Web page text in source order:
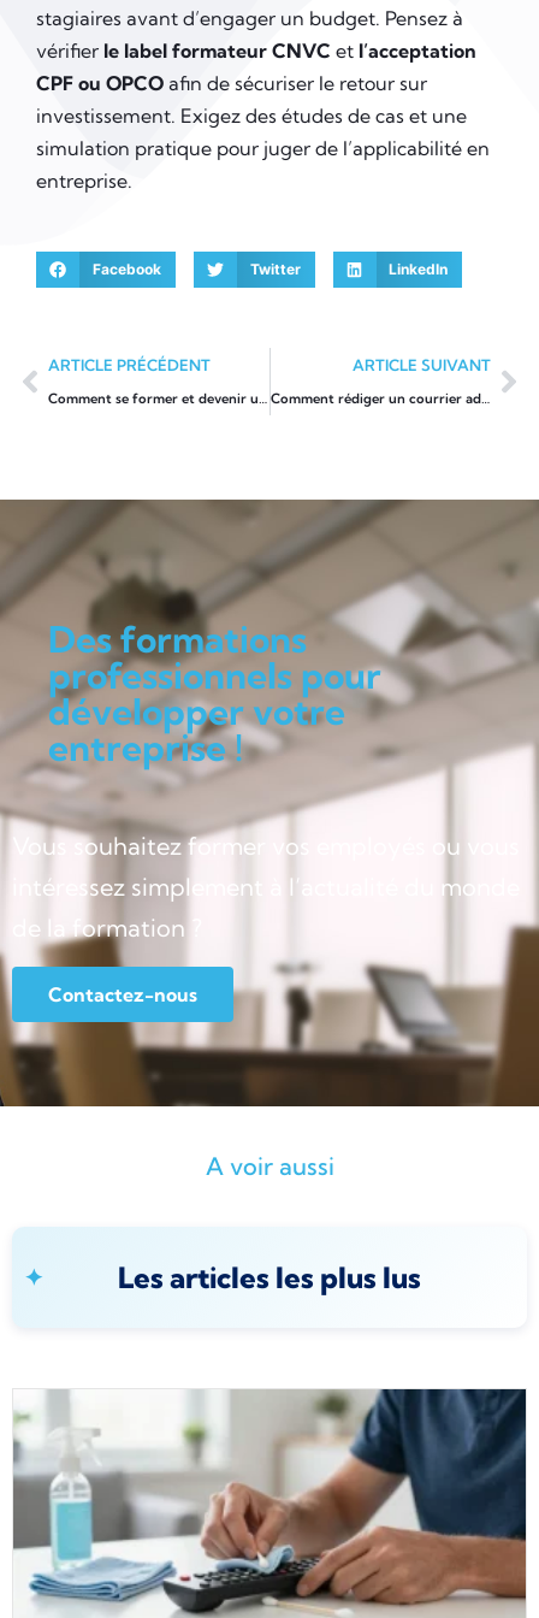
stagiaires avant d’engager un budget. Pensez à
vérifier le label formateur CNVC et l’acceptation
CPF ou OPCO afin de sécuriser le retour sur
investissement. Exigez des études de cas et une
simulation pratique pour juger de l’applicabilité en
entreprise.
Facebook Twitter LinkedIn
ARTICLE PRÉCÉDENT
Comment se former et devenir un coach en entreprise?
ARTICLE SUIVANT
Comment rédiger un courrier administratif?
Des formations
professionnels pour
développer votre
entreprise !
Vous souhaitez former vos employés ou vous
intéressez simplement à l’actualité du monde
de la formation ?
Contactez-nous
A voir aussi
Les articles les plus lus